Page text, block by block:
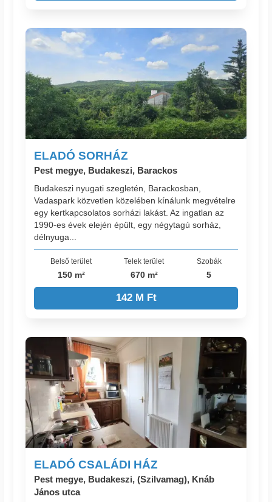
ELADÓ SORHÁZ
Pest megye, Budakeszi, Barackos
Budakeszi nyugati szegletén, Barackosban,
Vadaspark közvetlen közelében kínálunk megvételre
egy kertkapcsolatos sorházi lakást. Az ingatlan az
1990-es évek elején épült, egy négytagú sorház,
délnyuga...
Belső terület
150 m²
Telek terület
670 m²
Szobák
5
142 M Ft
ELADÓ CSALÁDI HÁZ
Pest megye, Budakeszi, (Szilvamag), Knáb
János utca